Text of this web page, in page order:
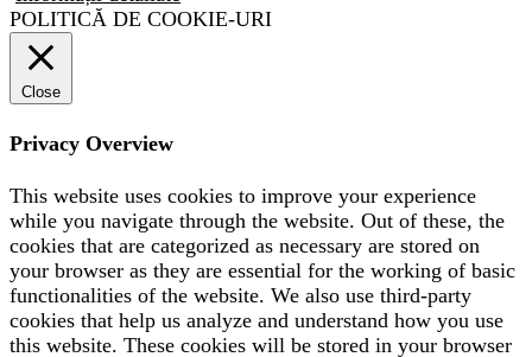
POLITICĂ DE COOKIE-URI
Close
Privacy Overview
This website uses cookies to improve your experience
while you navigate through the website. Out of these, the
cookies that are categorized as necessary are stored on
your browser as they are essential for the working of basic
functionalities of the website. We also use third-party
cookies that help us analyze and understand how you use
this website. These cookies will be stored in your browser